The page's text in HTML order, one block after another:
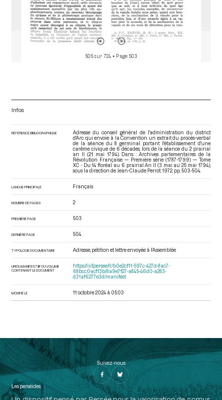
505 sur 724 • Page 503
Infos
RÉFÉRENCE BIBLIOGRAPHIQUE
Adresse du conseil général de l'administration du district
d'Arc qui envoie à la Convention un extrait du procès-verbal
de la séance du 8 germinal portant l'établissement d'une
carême civique de 6 décades, lors de la séance du 2 prairial
an II (21 mai 1794). Dans : Archives parlementaires de la
Révolution Française — Première série (1787-1799) — Tome
XC - Du 14 floréal au 6 prairial An II (3 mai au 25 mai 1794),
sous la direction de Jean-Claude Perrot. 1972. pp. 503-504.
LANGUE PRINCIPALE Français
NOMBRE DE PAGES 2
PREMIÈRE PAGE 503
DERNIÈRE PAGE 504
TYPOLOGIE DOCUMENTAIRE Adresse, pétition et lettre envoyée à l’Assemblée
URI DU MANIFEST IIIF DU VOLUME
CONTENANT LE DOCUMENT
https://iiif.persee.fr/b0e2cf11-597c-427d-8ac7-
68bcc0acf13b/8a9e7f27-a845-46d0-a283-
d31af6277e3d/manifest
MODIFIÉ LE 11 octobre 2024 à 05:03
Suivez-nous
Les perséides